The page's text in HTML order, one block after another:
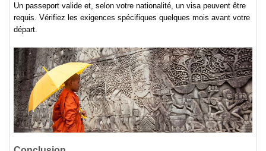
Un passeport valide et, selon votre nationalité, un visa peuvent être
requis. Vérifiez les exigences spécifiques quelques mois avant votre
départ.